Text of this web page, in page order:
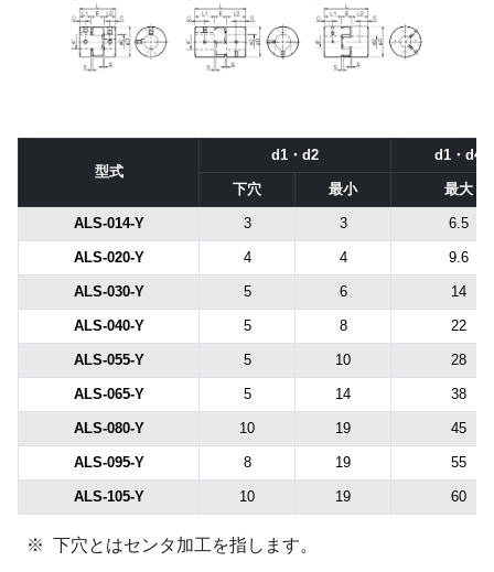
型式
d1・d2 d1・d4
下穴 最小 最大
ALS-014-Y 3 3 6.5
ALS-020-Y 4 4 9.6
ALS-030-Y 5 6 14
ALS-040-Y 5 8 22
ALS-055-Y 5 10 28
ALS-065-Y 5 14 38
ALS-080-Y 10 19 45
ALS-095-Y 8 19 55
ALS-105-Y 10 19 60
下穴とはセンタ加工を指します。